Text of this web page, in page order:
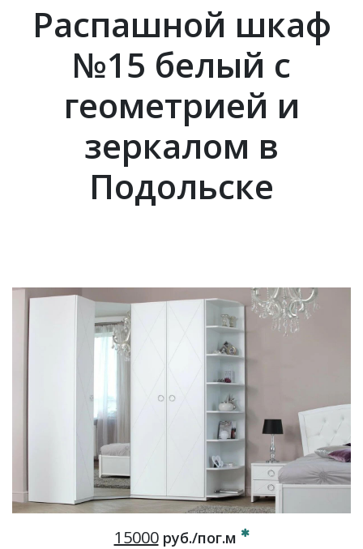
Распашной шкаф
№15 белый с
геометрией и
зеркалом в
Подольске
15000руб./пог.м